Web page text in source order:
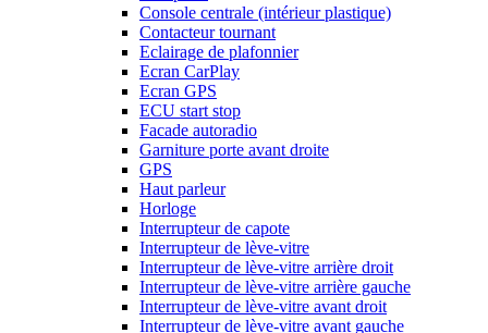
Console centrale (intérieur plastique)
Contacteur tournant
Eclairage de plafonnier
Ecran CarPlay
Ecran GPS
ECU start stop
Facade autoradio
Garniture porte avant droite
GPS
Haut parleur
Horloge
Interrupteur de capote
Interrupteur de lève-vitre
Interrupteur de lève-vitre arrière droit
Interrupteur de lève-vitre arrière gauche
Interrupteur de lève-vitre avant droit
Interrupteur de lève-vitre avant gauche